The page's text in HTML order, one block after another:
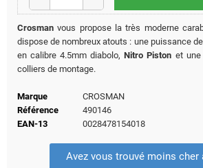
Crosman vous propose la très moderne
dispose de nombreux atouts : une puissance de
en calibre 4.5mm diabolo,Nitro Piston et une
colliers de montage.
Marque
CROSMAN
Référence
490146
EAN-13
0028478154018
Avez vous trouvé moins cher